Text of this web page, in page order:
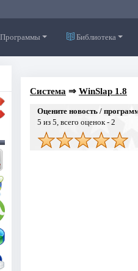
Программы Библиотека
Система ⇒ WinSlap 1.8
Оцените новость /
5 из 5, всего оценок - 2